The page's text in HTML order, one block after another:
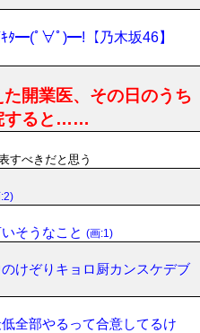
ﾀ━(ﾟ∀ﾟ)━!【乃木坂46】
開業医、その日のうち
すると……
すべきだと思う
そうなこと (画:1)
けぞりキョロ厨カンスケデブ
全部やるって合意してるけ